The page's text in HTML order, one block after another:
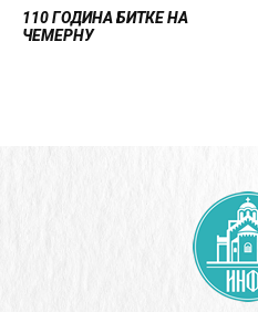
110 ГОДИНА БИТКЕ НА
ЧЕМЕРНУ